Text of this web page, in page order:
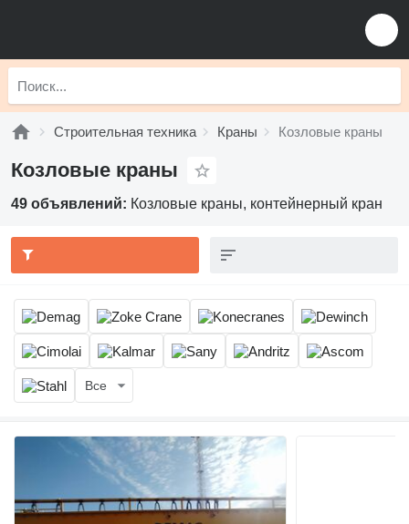
Строительная техника Краны Козловые краны
Козловые краны
49 объявлений: Козловые краны, контейнерный кран
Все